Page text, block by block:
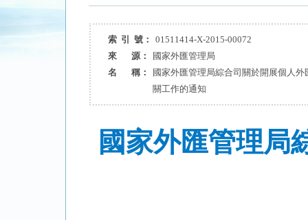
索 引 號：
01511414-X-2015-00072
來 源：
國家外匯管理局
名 稱：
國家外匯管理局綜合司關於開展個人
關工作的通知
國家外匯管理局